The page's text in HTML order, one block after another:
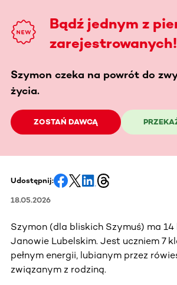
Bądź jednym z
zarejestrowanych!
Szymon czeka na powrót do
życia.
ZOSTAŃ DAWCĄ
Udostępnij:
18.05.2026
Szymon (dla bliskich Szymuś) ma
Janowie Lubelskim. Jest uczniem 7
pełnym energii, lubianym przez
związanym z rodziną.